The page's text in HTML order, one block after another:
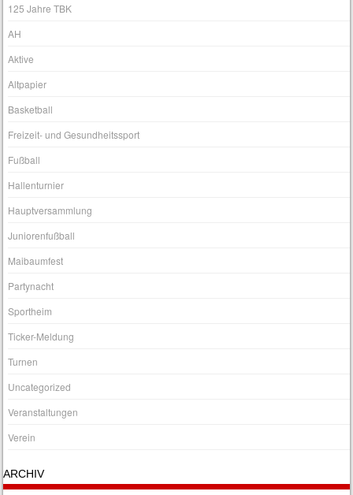
125 Jahre TBK
AH
Aktive
Altpapier
Basketball
Freizeit- und Gesundheitssport
Fußball
Hallenturnier
Hauptversammlung
Juniorenfußball
Maibaumfest
Partynacht
Sportheim
Ticker-Meldung
Turnen
Uncategorized
Veranstaltungen
Verein
ARCHIV